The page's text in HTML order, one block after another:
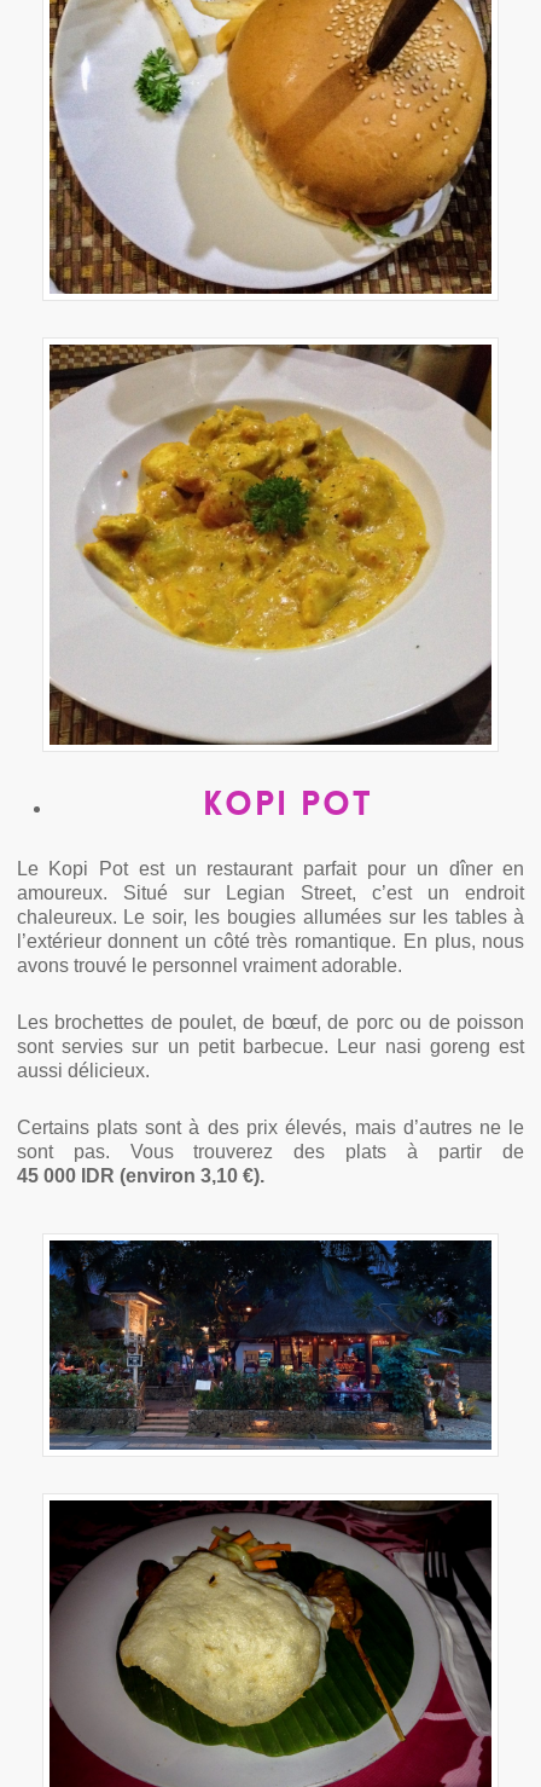
Kopi Pot
Le Kopi Pot est un restaurant parfait pour un dîner en
amoureux. Situé sur Legian Street, c’est un endroit
chaleureux. Le soir, les bougies allumées sur les tables à
l’extérieur donnent un côté très romantique. En plus, nous
avons trouvé le personnel vraiment adorable.
Les brochettes de poulet, de bœuf, de porc ou de poisson
sont servies sur un petit barbecue. Leur nasi goreng est
aussi délicieux.
Certains plats sont à des prix élevés, mais d’autres ne le
sont pas. Vous trouverez des plats à partir de
45 000 IDR (environ 3,10 €).